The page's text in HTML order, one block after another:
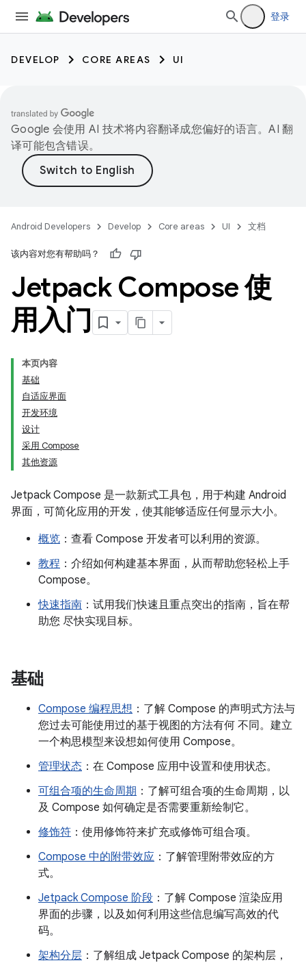
登录
DEVELOP CORE AREAS UI
Google 会使用 AI 技术将内容翻译成您偏好的语言。AI 翻
译可能包含错误。
Android Developers Develop Core areas UI 文档
该内容对您有帮助吗？
Jetpack Compose 使
用入门
本页内容
基础
自适应界面
开发环境
设计
采用 Compose
其他资源
Jetpack Compose 是一款新式工具包，用于构建 Android
界面，可简化应用的开发，使其能够适应任何显示大小。
概览 ：查看 Compose 开发者可以利用的资源。
教程 ：介绍如何构建基本界面，从而帮助您轻松上手
Compose。
快速指南 ：试用我们快速且重点突出的指南，旨在帮
助您 尽快实现目标。
基础
Compose 编程思想 ：了解 Compose 的声明式方法与
您过去可能使用过的基于视图的方法有何 不同。建立
一个构思模型来设想如何使用 Compose。
管理状态 ：在 Compose 应用中设置和使用状态。
可组合项的生命周期 ：了解可组合项的生命周期，以
及 Compose 如何确定是否需要重新绘制它。
修饰符 ：使用修饰符来扩充或修饰可组合项。
Compose 中的附带效应 ：了解管理附带效应的方
式。
Jetpack Compose 阶段 ：了解 Compose 渲染应用
界面的步骤，以及如何利用这些信息编写高效的代
码。
架构分层 ：了解组成 Jetpack Compose 的架构层，